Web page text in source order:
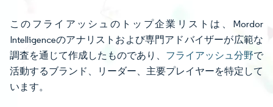
このフライアッシュのトップ企業リストは、Mordor
Intelligenceのアナリストおよび専門アドバイザーが広範な
調査を通じて作成したものであり、 フライアッシュ分野で
活動するブランド、リーダー、主要プレイヤーを特定して
います。